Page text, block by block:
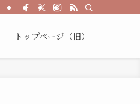
トップページ（旧）